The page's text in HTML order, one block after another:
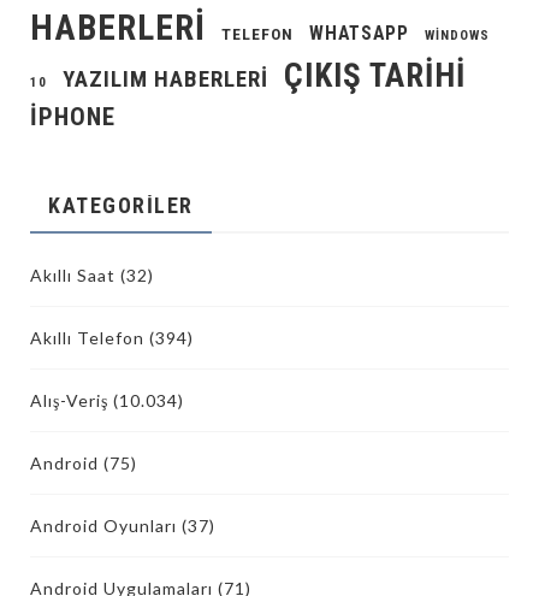
HABERLERI
TELEFON WHATSAPP WINDOWS
10 YAZILIM HABERLERI ÇIKIŞ TARIHI
İPHONE
KATEGORILER
Akıllı Saat (32)
Akıllı Telefon (394)
Alış-Veriş (10.034)
Android (75)
Android Oyunları (37)
Android Uygulamaları (71)